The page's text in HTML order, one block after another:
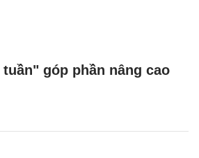
góp phần nâng cao